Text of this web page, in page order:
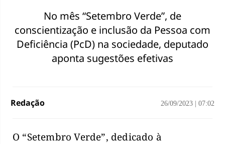
No mês “Setembro Verde”, de
conscientização e inclusão da Pessoa com
Deficiência (PcD) na sociedade, deputado
aponta sugestões efetivas
Redação 26/09/2023 07:02
O “Setembro Verde”, dedicado à